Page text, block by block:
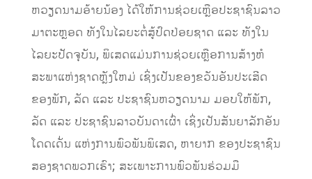
ຫວຽດນາມອ້າຍນ້ອງ ໄດ້ໃຫ້ການຊ່ວຍເຫຼືອປະຊາຊົນລາວ
ມາຕະຫຼອດ ທັງໃນໄລຍະຕໍ່ສູ້ປົດປ່ອຍຊາດ ແລະ ທັງໃນ
ໄລຍະປັດຈຸບັນ, ພິເສດແມ່ນການຊ່ວຍເຫຼືອການສ້າງຫໍ
ສະພາແຫ່ງຊາດຫຼັງໃຫມ່ ເຊິ່ງເປັນຂອງຂວັນອັນປະເສີດ
ຂອງພັກ, ລັດ ແລະ ປະຊາຊົນຫວຽດນາມ ມອບໃຫ້ພັກ,
ລັດ ແລະ ປະຊາຊົນລາວບັນດາເຜົ່າ ເຊິ່ງເປັນສັນຍາລັກອັນ
ໂດດເດັ່ນ ແຫ່ງການພົວພັນພິເສດ, ຫາຍາກ ຂອງປະຊາຊົນ
ສອງຊາດພວກເຮົາ; ສະເພາະການພົວພັນຮ່ວມມື